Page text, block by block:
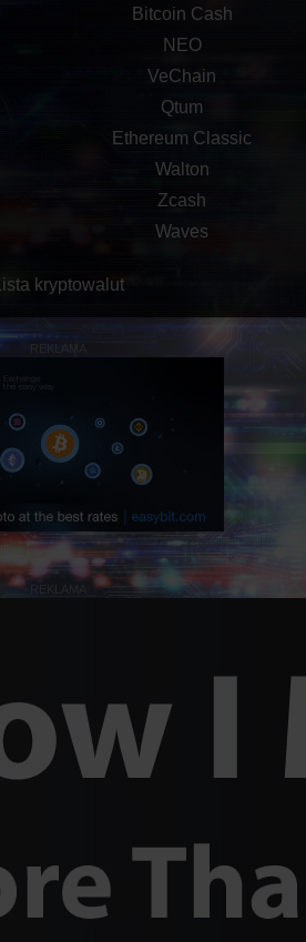
Bitcoin Cash
NEO
VeChain
Qtum
Ethereum Classic
Walton
Zcash
Waves
Lista kryptowalut